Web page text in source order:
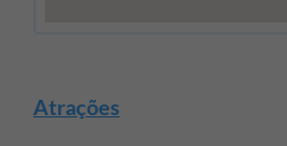
Atrações